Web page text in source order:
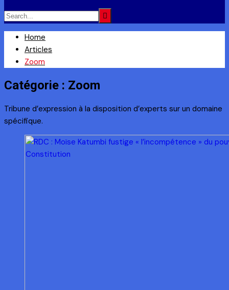
Home
Articles
Zoom
Catégorie : Zoom
Tribune d’expression à la disposition d’experts sur un domaine
spécifique.